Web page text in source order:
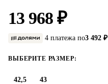
13 968 ₽
4 платежа по3 492 ₽
ВЫБЕРИТЕ РАЗМЕР:
42,5 43